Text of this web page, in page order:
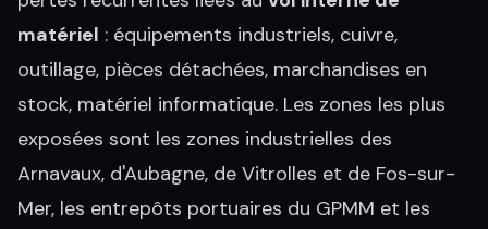
matériel : équipements industriels, cuivre,
outillage, pièces détachées, marchandises en
stock, matériel informatique. Les zones les plus
exposées sont les zones industrielles des
Arnavaux, d'Aubagne, de Vitrolles et de Fos-sur-
Mer, les entrepôts portuaires du GPMM et les